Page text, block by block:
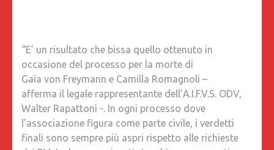
“E’ un risultato che bissa quello ottenuto in
occasione del processo per la morte di
Gaia von Freymann e Camilla Romagnoli –
afferma il legale rappresentante dell’A.I.F.V.S. ODV,
Walter Rapattoni -. In ogni processo dove
l’associazione figura come parte civile, i verdetti
finali sono sempre più aspri rispetto alle richieste